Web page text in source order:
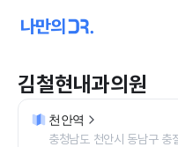
김철현내과의원
천안역
충청남도 천안시 동남구